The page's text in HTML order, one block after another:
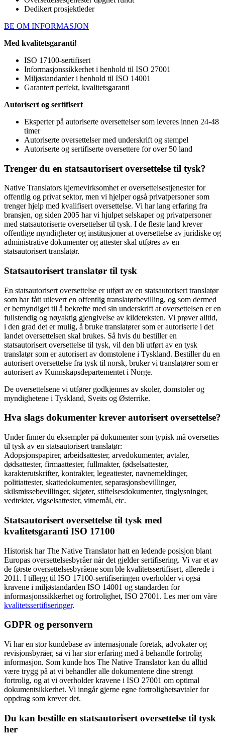
Dedikert prosjektleder
BE OM INFORMASJON
Med kvalitetsgaranti!
ISO 17100-sertifisert
Informasjonssikkerhet i henhold til ISO 27001
Miljøstandarder i henhold til ISO 14001
Garantert perfekt, kvalitetsgaranti
Autorisert og sertifisert
Eksperter på autoriserte oversettelser som leveres innen 24-48
timer
Autoriserte oversettelser med underskrift og stempel
Autoriserte og sertifiserte oversettere for over 50 land
Trenger du en statsautorisert oversettelse til tysk?
Native Translators kjernevirksomhet er oversettelsestjenester for
offentlig og privat sektor, men vi hjelper også privatpersoner som
trenger hjelp med kvalifisert oversettelse. Vi har lang erfaring fra
bransjen, og siden 2005 har vi hjulpet selskaper og privatpersoner
med statsautoriserte oversettelser til tysk. I de fleste land krever
offentlige myndigheter og institusjoner at oversettelse av juridiske og
administrative dokumenter og attester skal utføres av en
statsautorisert translatør.
Statsautorisert translatør til tysk
En statsautorisert oversettelse er utført av en statsautorisert translatør
som har fått utlevert en offentlig translatørbevilling, og som dermed
er bemyndiget til å bekrefte med sin underskrift at oversettelsen er en
fullstendig og nøyaktig gjengivelse av kildeteksten. Vi prøver alltid,
i den grad det er mulig, å bruke translatører som er autoriserte i det
landet oversettelsen skal brukes. Så hvis du bestiller en
statsautorisert oversettelse til tysk, vil den bli utført av en tysk
translatør som er autorisert av domstolene i Tyskland. Bestiller du en
autorisert oversettelse fra tysk til norsk, bruker vi translatører som er
autorisert av Kunnskapsdepartementet i Norge.
De oversettelsene vi utfører godkjennes av skoler, domstoler og
myndighetene i Tyskland, Sveits og Østerrike.
Hva slags dokumenter krever autorisert oversettelse?
Under finner du eksempler på dokumenter som typisk må oversettes
til tysk av en statsautorisert translatør:
Adopsjonspapirer, arbeidsattester, arvedokumenter, avtaler,
dødsattester, firmaattester, fullmakter, fødselsattester,
karakterutskrifter, kontrakter, legeattester, navnemeldinger,
politiattester, skattedokumenter, separasjonsbevillinger,
skilsmissebevillinger, skjøter, stiftelsesdokumenter, tinglysninger,
vedtekter, vigselsattester, vitnemål, etc.
Statsautorisert oversettelse til tysk med
kvalitetsgaranti ISO 17100
Historisk har The Native Translator hatt en ledende posisjon blant
Europas oversettelsesbyråer når det gjelder sertifisering. Vi var et av
de første oversettelsesbyråene som ble kvalitetssertifisert, allerede i
2011. I tillegg til ISO 17100-sertifiseringen overholder vi også
kravene i miljøstandarden ISO 14001 og standarden for
informasjonssikkerhet og fortrolighet, ISO 27001. Les mer om våre
kvalitetssertifiseringer.
GDPR og personvern
Vi har en stor kundebase av internasjonale foretak, advokater og
revisjonsbyråer, så vi har stor erfaring med å behandle fortrolig
informasjon. Som kunde hos The Native Translator kan du alltid
være trygg på at vi behandler alle dokumentene dine strengt
fortrolig, og at vi overholder kravene i ISO 27001 om optimal
dokumentsikkerhet. Vi inngår gjerne egne fortrolighetsavtaler for
oppdrag som krever det.
Du kan bestille en statsautorisert oversettelse til tysk
her